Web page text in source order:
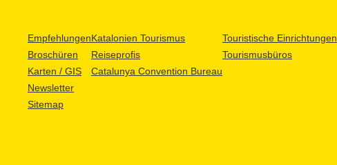
Empfehlungen
Broschüren
Karten / GIS
Newsletter
Sitemap
Katalonien Tourismus
Reiseprofis
Catalunya Convention Bureau
Touristische Einrichtungen
Tourismusbüros